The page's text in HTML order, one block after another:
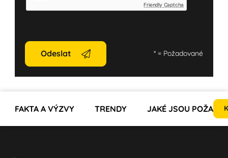
Friendly Captcha
Odeslat *= Požadované
FAKTA A VÝZVY TRENDY JAKÉ JSOU